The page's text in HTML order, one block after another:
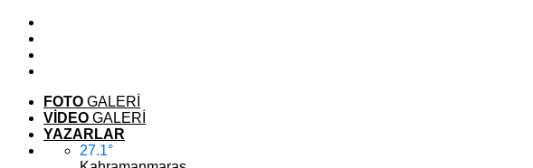
FOTO GALERİ
VİDEO GALERİ
YAZARLAR
27.1°